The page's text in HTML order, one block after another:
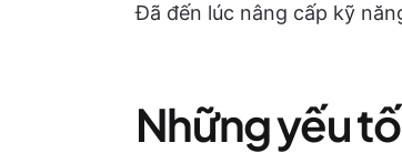
Đã đến lúc nâng cấp kỹ
Những yếu